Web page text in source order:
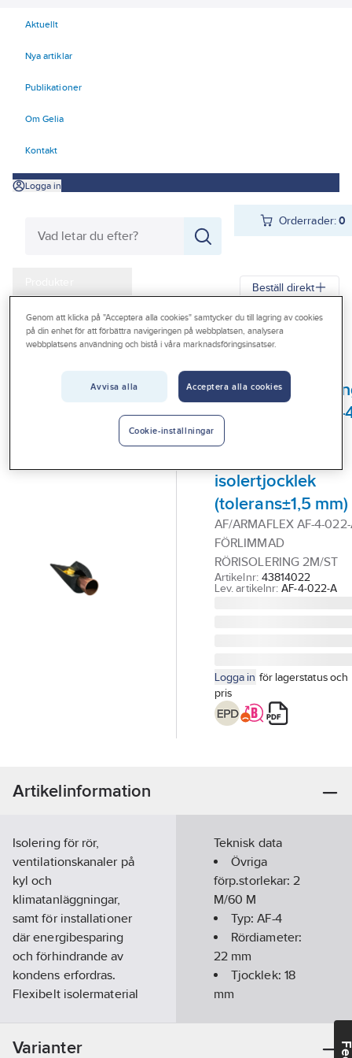
Aktuellt
Nya artiklar
Publikationer
Om Gelia
Kontakt
Logga in
Orderrader:0
Outlet
Beställ direkt
Gelia Produkter Teknisk isolering Cellgummi AF/Armaflex
ARMACELL
AF/ArmaFlex AF-
isolertjocklek
(tolerans±1,5 mm)
AF/ARMAFLEX AF-4-
FÖRLIMMAD
RÖRISOLERING 2M/ST
Artikelnr: 43814022
Lev. artikelnr: AF-4-022-A
Logga in för lagerstatus och
pris
Artikelinformation
Isolering för rör,
ventilationskanaler på
kyl och
klimatanläggningar,
samt för installationer
där energibesparing
och förhindrande av
kondens erfordras.
Flexibelt isolermaterial
ånggenomgångsmotstånd
Teknisk data
Övriga
förp.storlekar:2
M/60 M
Typ:AF-4
Rördiameter:
22 mm
Tjocklek: 18
mm
Varianter
Genom att klicka på "Acceptera alla cookies" samtycker du till lagring av cookies
på din enhet för att förbättra navigeringen på webbplatsen, analysera
webbplatsens användning och bistå i våra marknadsföringsinsatser.
Avvisa alla Acceptera alla cookies
Cookie-inställningar